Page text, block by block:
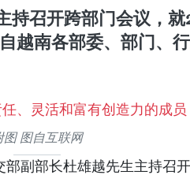
持召开跨部门会议，
越南各部委、部门、
图 图自互联网
副部长杜雄越先生主持召